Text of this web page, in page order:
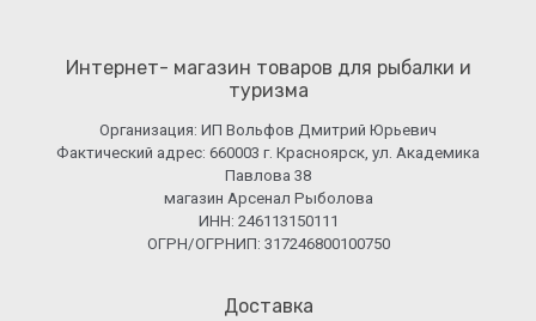
Интернет- магазин товаров для рыбалки и
туризма
Организация: ИП Вольфов Дмитрий Юрьевич
Фактический адрес: 660003 г. Красноярск, ул. Академика
Павлова 38
магазин Арсенал Рыболова
ИНН: 246113150111
ОГРН/ОГРНИП: 317246800100750
Доставка